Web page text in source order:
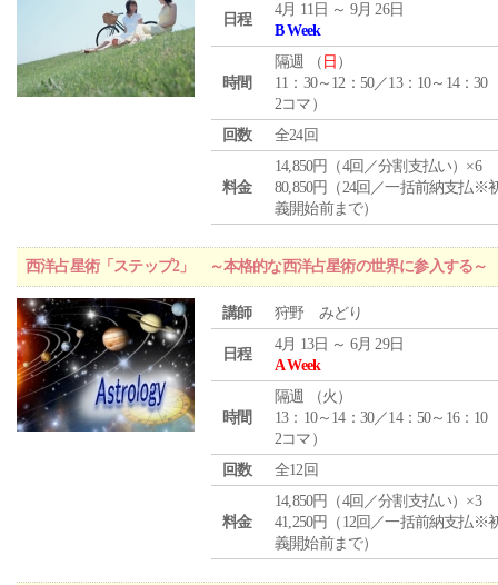
日程
4月 11日 ～ 9月 26日
B Week
時間
隔週 （ 日 ）
11：30～12：50／13：10～14：30
2コマ）
回数
全24回
料金
14,850円（4回／分割支払い）×6
80,850円（24回／一括前納支払※
義開始前まで）
西洋占星術「ステップ2」 ～本格的な西洋占星術の世界に参入する～
講師 狩野 みどり
日程
4月 13日 ～ 6月 29日
A Week
時間
隔週 （火 ）
13：10～14：30／14：50～16：10
2コマ）
回数
全12回
料金
14,850円（4回／分割支払い）×3
41,250円（12回／一括前納支払※
義開始前まで）